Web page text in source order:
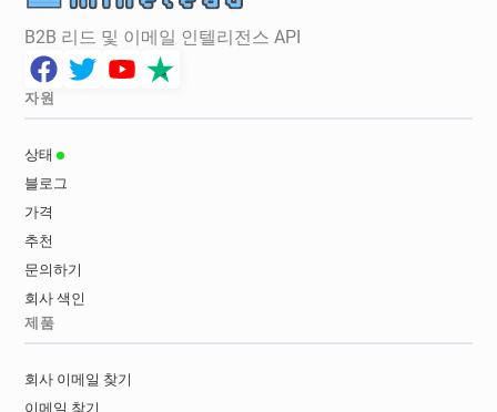
B2B 리드 및 이메일 인텔리전스 API
자원
상태
블로그
가격
추천
문의하기
회사 색인
제품
회사 이메일 찾기
이메일 찾기